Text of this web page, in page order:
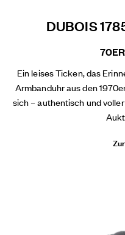
DUBOIS
Ein leises Ticken, das
Armbanduhr aus den
sich – authentisch und